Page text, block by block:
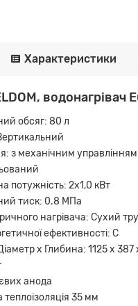
Характеристики
водонагрівач
обсяг: 80 л
з механічним управлінням
потужність: 2х1,0 кВт
тиск: 0.8 МПа
нагрівача: Сухий
ефективності: C
х Глибина: 1125 x
анода
теплоізоляція 35 мм